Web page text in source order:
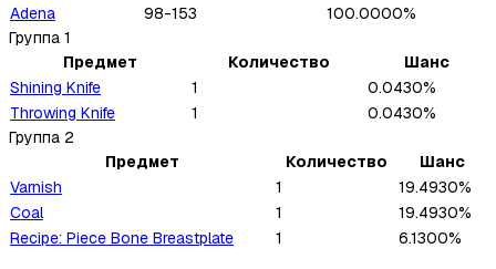
Adena
98-153
100.0000%
Группа 1
Предмет
Количество
Шанс
Shining Knife
1
0.0430%
Throwing Knife
1
0.0430%
Группа 2
Предмет
Количество
Шанс
Varnish
1
19.4930%
Coal
1
19.4930%
Recipe: Piece Bone Breastplate
1 6.1300%